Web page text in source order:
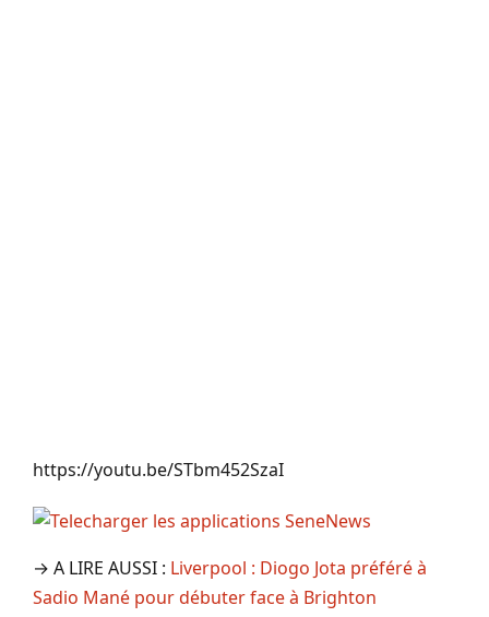
https://youtu.be/STbm452SzaI
→ A LIRE AUSSI : Liverpool : Diogo Jota préféré à
Sadio Mané pour débuter face à Brighton